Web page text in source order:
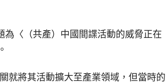
〈（共產）中國間諜活動的威脅正在
就將其活動擴大至產業領域，但當時的